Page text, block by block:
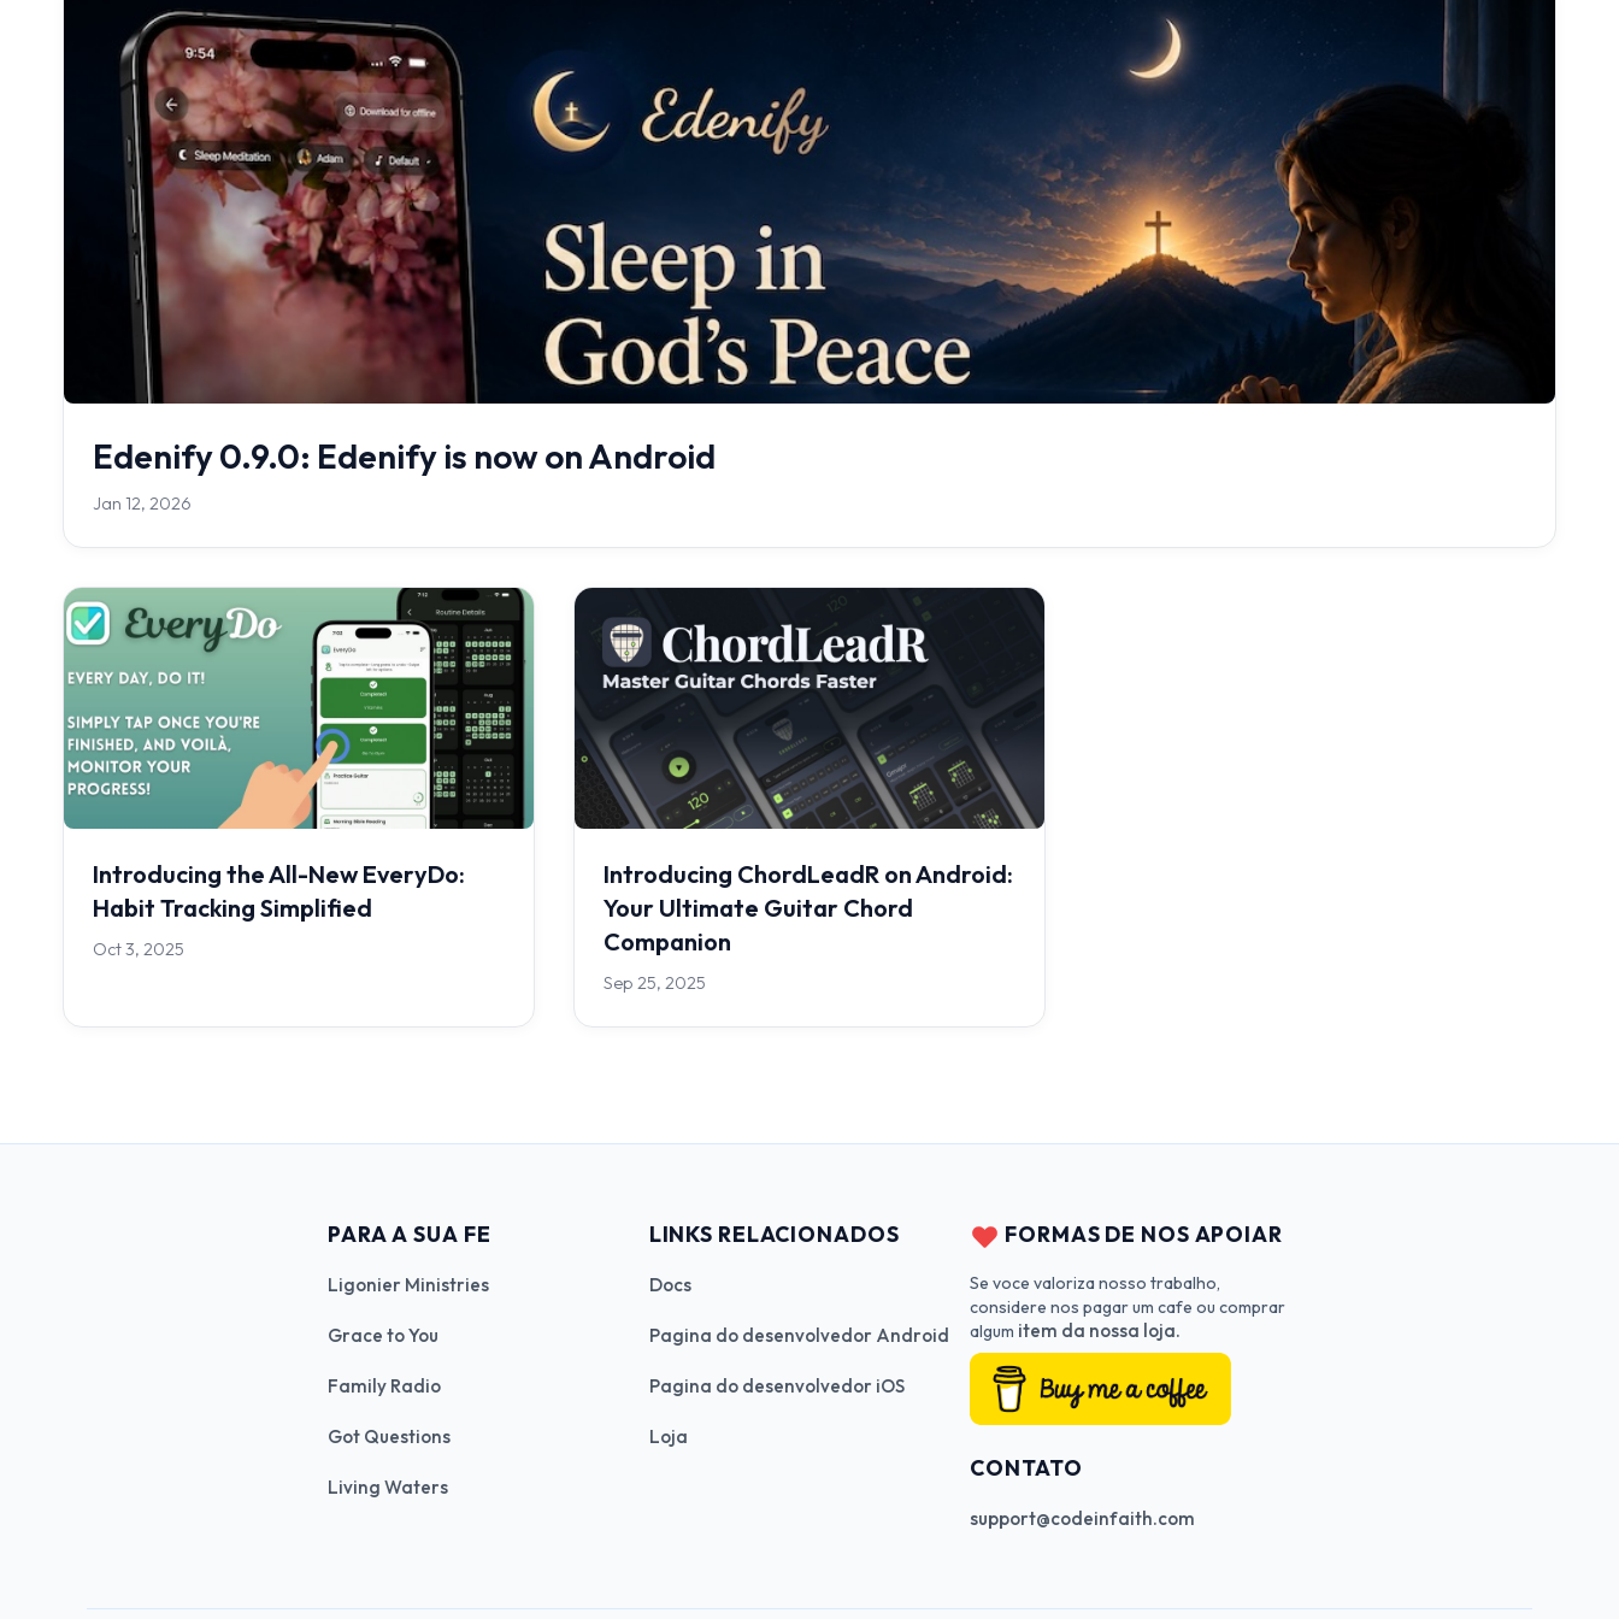
Edenify 0.9.0: Edenify is now on Android
Jan 12, 2026
Introducing the All-New EveryDo:
Habit Tracking Simplified
Oct 3, 2025
Introducing ChordLeadR on Android:
Your Ultimate Guitar Chord
Companion
Sep 25, 2025
PARA A SUA FE
Ligonier Ministries
Grace to You
Family Radio
Got Questions
Living Waters
LINKS RELACIONADOS
Docs
Pagina do desenvolvedor Android
Pagina do desenvolvedor iOS
Loja
FORMAS DE NOS APOIAR
Se voce valoriza nosso trabalho,
considere nos pagar um cafe ou comprar
algum item da nossa loja.
CONTATO
support@codeinfaith.com